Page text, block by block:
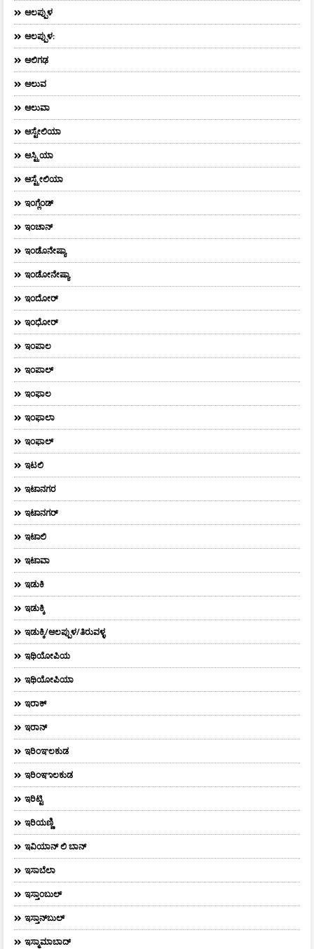
ಆಲಪ್ಪುಳ
ಆಲಪ್ಪುಳ:
ಆಲಿಗಢ
ಆಲುವ
ಆಲುವಾ
ಆಸ್ಟೇಲಿಯಾ
ಆಸ್ಟ್ರಿಯಾ
ಆಸ್ಟ್ರೇಲಿಯಾ
ಇಂಗ್ಲೆಂಡ್
ಇಂಚಾನ್
ಇಂಡೊನೇಷ್ಯಾ
ಇಂಡೋನೇಷ್ಯಾ
ಇಂದೋರ್
ಇಂಧೋರ್
ಇಂಪಾಲ
ಇಂಪಾಲ್‌
ಇಂಫಾಲ
ಇಂಫಾಲಾ
ಇಂಫಾಲ್
ಇಟಲಿ
ಇಟಾನಗರ
ಇಟಾನಗರ್‌
ಇಟಾಲಿ
ಇಟಾವಾ
ಇಡುಕಿ
ಇಡುಕ್ಕಿ
ಇಡುಕ್ಕಿ/ಆಲಪ್ಪುಳ/ತಿರುವಳ್ಳ
ಇಥಿಯೋಪಿಯ
ಇಥಿಯೋಪಿಯಾ
ಇರಾಕ್‌
ಇರಾನ್
ಇರಿಂಞಲಕುಡ
ಇರಿಂಞಾಲಕುಡ
ಇರಿಟ್ಟಿ
ಇರಿಯಣ್ಣಿ
ಇವಿಯಾನ್‌ ಲಿ ಬಾನ್‌
ಇಸಾಬೆಲಾ
ಇಸ್ತಾಂಬುಲ್
ಇಸ್ತಾನ್‌ಬುಲ್‌
ಇಸ್ಮಾಮಾಬಾದ್